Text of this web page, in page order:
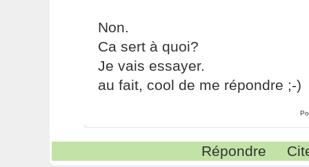
Non.
Ca sert à quoi?
Je vais essayer.
au fait, cool de me répondre ;-)
Répondre